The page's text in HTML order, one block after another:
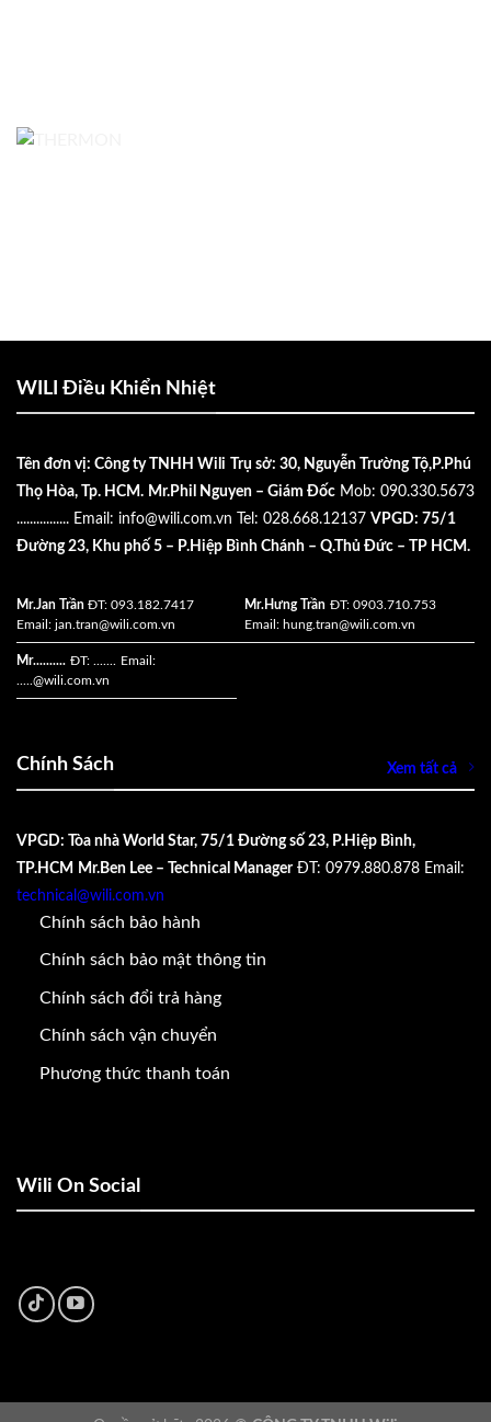
WILI Điều Khiển Nhiệt
Tên đơn vị: Công ty TNHH Wili
Trụ sở: 30, Nguyễn Trường Tộ,P.Phú
Thọ Hòa, Tp. HCM. Mr.Phil Nguyen – Giám Đốc Mob: 090.330.5673
................ Email: info@wili.com.vn Tel: 028.668.12137 VPGD: 75/1
Đường 23, Khu phố 5 – P.Hiệp Bình Chánh – Q.Thủ Đức – TP HCM.
Mr.Jan Trần ĐT: 093.182.7417
Email: jan.tran@wili.com.vn
Mr.Hưng Trần ĐT: 0903.710.753
Email: hung.tran@wili.com.vn
Mr.......... ĐT: ....... Email:
.....@wili.com.vn
Chính Sách Xem tất cả
VPGD: Tòa nhà World Star, 75/1 Đường số 23, P.Hiệp Bình,
TP.HCM Mr.Ben Lee – Technical Manager ĐT: 0979.880.878 Email:
technical@wili.com.vn
Chính sách bảo hành
Chính sách bảo mật thông tin
Chính sách đổi trả hàng
Chính sách vận chuyển
Phương thức thanh toán
Wili On Social